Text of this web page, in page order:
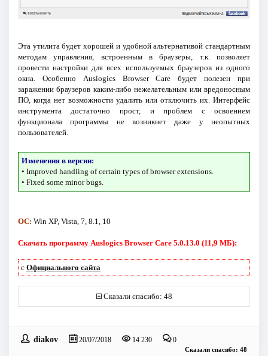
Эта утилита будет хорошей и удобной альтернативой стандартным
методам управления, встроенным в браузеры, т.к. позволяет
провести настройки для всех используемых браузеров из одного
окна. Особенно Auslogics Browser Care будет полезен при
заражении браузеров каким-либо нежелательным или вредоносным
ПО, когда нет возможности удалить или отключить их. Интерфейс
инструмента достаточно прост, и проблем с освоением
функционала программы не возникнет даже у неопытных
пользователей.
Изменения в версии:
• Improved handling of certain types of browser extensions.
• Fixed some minor bugs.
ОС: Win XP, Vista, 7, 8.1, 10
Скачать программу Auslogics Browser Care 5.0.13.0 (11,9 МБ):
с Официального сайта
Сказали спасибо: 48
diakov 20/07/2018 14 230 0
Сказали спасибо: 48